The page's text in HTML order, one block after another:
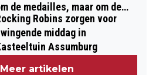
de medailles, maar om de
Robins zorgen voor
middag in
Assumburg
Meer artikelen